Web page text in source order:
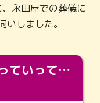
永田屋での葬儀に
しました。
「カッコよくなって旅立っていってくれました（笑）もっとカッコいいって言ってあげればよかったな」